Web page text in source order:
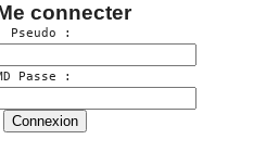
connecter
Pseudo :
Passe :